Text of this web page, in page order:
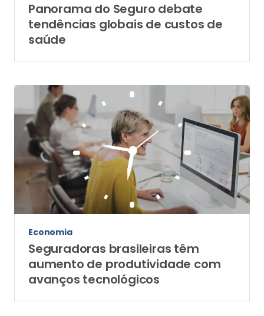
Panorama do Seguro debate
tendências globais de custos de
saúde
Economia
Seguradoras brasileiras têm
aumento de produtividade com
avanços tecnológicos